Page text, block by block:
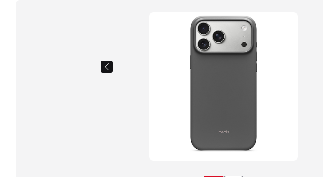
Images
produit